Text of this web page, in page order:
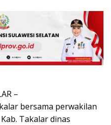
–
bersama perwakilan
Takalar dinas